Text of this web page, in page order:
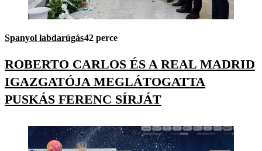
Spanyol labdarúgás42 perce
ROBERTO CARLOS ÉS A REAL MADRID
IGAZGATÓJA MEGLÁTOGATTA
PUSKÁS FERENC SÍRJÁT